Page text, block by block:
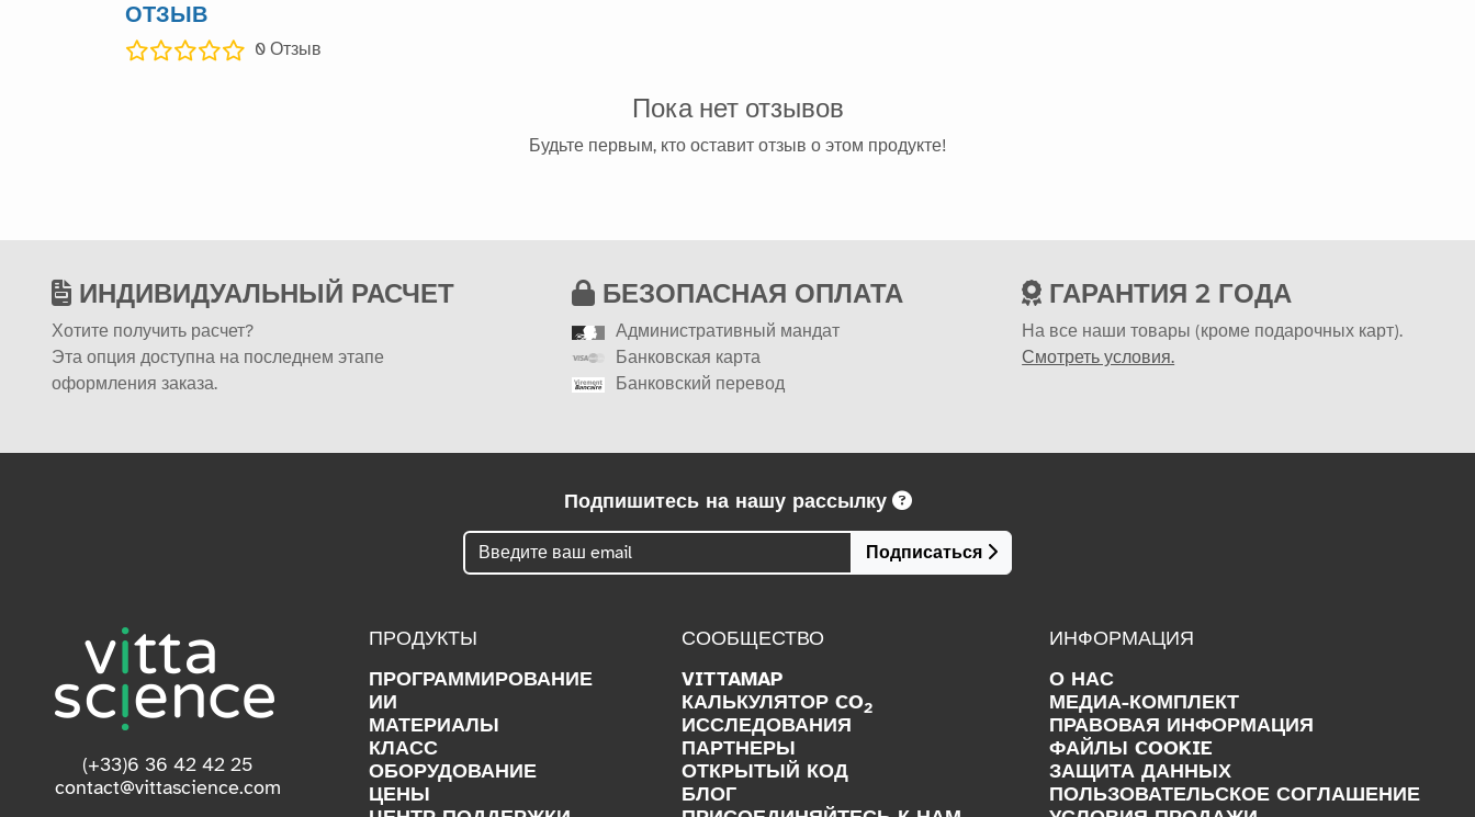
ОТЗЫВ
0 Отзыв
Пока нет отзывов
Будьте первым, кто оставит отзыв о этом продукте!
ИНДИВИДУАЛЬНЫЙ РАСЧЕТ
Хотите получить расчет?
Эта опция доступна на последнем этапе
оформления заказа.
БЕЗОПАСНАЯ ОПЛАТА
Административный мандат
Банковская карта
Банковский перевод
ГАРАНТИЯ 2 ГОДА
На все наши товары (кроме подарочных карт).
Смотреть условия.
Подпишитесь на нашу рассылку
Подписаться
(+33)6 36 42 42 25
contact@vittascience.com
ПРОДУКТЫ
ПРОГРАММИРОВАНИЕ
ИИ
МАТЕРИАЛЫ
КЛАСС
ОБОРУДОВАНИЕ
ЦЕНЫ
СООБЩЕСТВО
VITTAMAP
КАЛЬКУЛЯТОР CO2
ИССЛЕДОВАНИЯ
ПАРТНЕРЫ
ОТКРЫТЫЙ КОД
БЛОГ
ИНФОРМАЦИЯ
О НАС
МЕДИА-КОМПЛЕКТ
ПРАВОВАЯ ИНФОРМАЦИЯ
ФАЙЛЫ COOKIE
ЗАЩИТА ДАННЫХ
ПОЛЬЗОВАТЕЛЬСКОЕ СОГЛАШЕНИЕ